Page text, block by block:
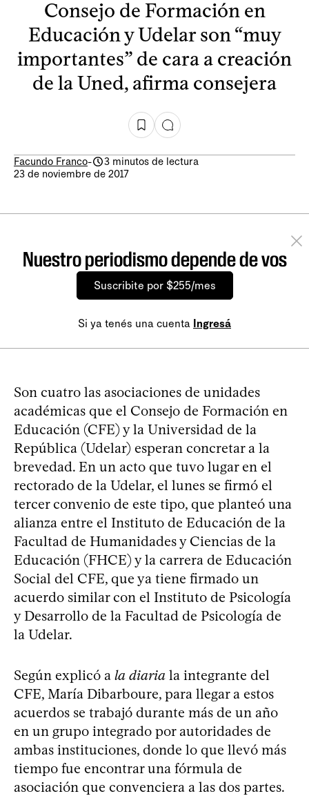
Consejo de Formación en
Educación y Udelar son “muy
importantes” de cara a creación
de la Uned, afirma consejera
Facundo Franco-
3 minutos de lectura
23 de noviembre de 2017
Nuestro periodismo depende de vos
Suscribite por $255/mes
Si ya tenés una cuenta Ingresá
Son cuatro las asociaciones de unidades
académicas que el Consejo de Formación en
Educación (CFE) y la Universidad de la
República (Udelar) esperan concretar a la
brevedad. En un acto que tuvo lugar en el
rectorado de la Udelar, el lunes se firmó el
tercer convenio de este tipo, que planteó una
alianza entre el Instituto de Educación de la
Facultad de Humanidades y Ciencias de la
Educación (FHCE) y la carrera de Educación
Social del CFE, que ya tiene firmado un
acuerdo similar con el Instituto de Psicología
y Desarrollo de la Facultad de Psicología de
la Udelar.
Según explicó a la diaria la integrante del
CFE, María Dibarboure, para llegar a estos
acuerdos se trabajó durante más de un año
en un grupo integrado por autoridades de
ambas instituciones, donde lo que llevó más
tiempo fue encontrar una fórmula de
asociación que convenciera a las dos partes.